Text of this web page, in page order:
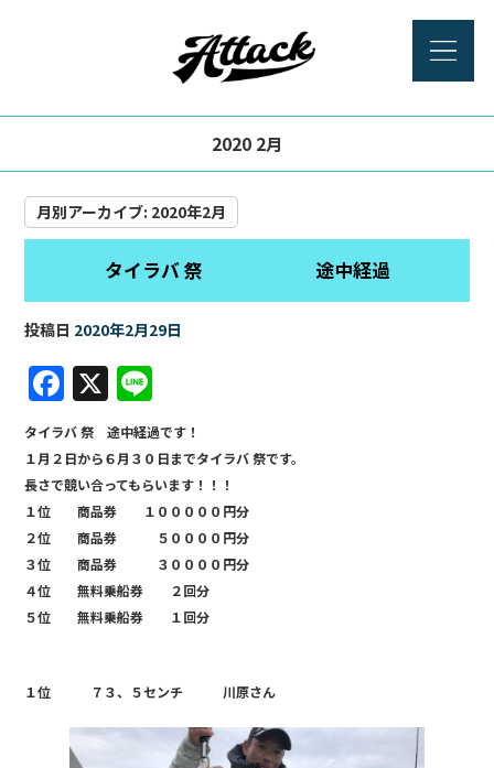
2020 2月
月別アーカイブ: 2020年2月
タイラバ 祭 途中経過
投稿日 2020年2月29日
F
a
c
e
b
o
o
k
X
n
e
タイラバ 祭 途中経過です！
１月２日から６月３０日までタイラバ 祭です。
長さで競い合ってもらいます！！！
１位 商品券 １０００００円分
２位 商品券 ５００００円分
３位 商品券 ３００００円分
４位 無料乗船券 ２回分
５位 無料乗船券 １回分
１位 ７３、５センチ 川原さん